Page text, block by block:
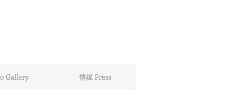
Gallery 傳媒 Press